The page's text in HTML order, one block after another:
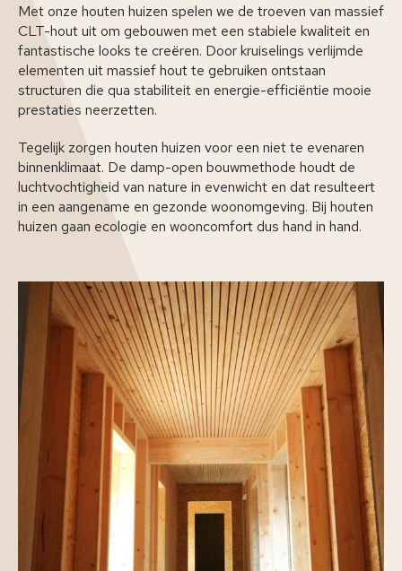
Met onze houten huizen spelen we de troeven van massief
CLT-hout uit om gebouwen met een stabiele kwaliteit en
fantastische looks te creëren. Door kruiselings verlijmde
elementen uit massief hout te gebruiken ontstaan
structuren die qua stabiliteit en energie-efficiëntie mooie
prestaties neerzetten.
Tegelijk zorgen houten huizen voor een niet te evenaren
binnenklimaat. De damp-open bouwmethode houdt de
luchtvochtigheid van nature in evenwicht en dat resulteert
in een aangename en gezonde woonomgeving. Bij houten
huizen gaan ecologie en wooncomfort dus hand in hand.